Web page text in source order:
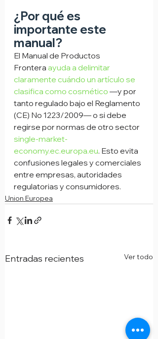
¿Por qué es
importante este
manual?
El Manual de Productos
Frontera ayuda a delimitar
claramente cuándo un artículo se
clasifica como cosmético —y por
tanto regulado bajo el Reglamento
(CE) No 1223/2009— o si debe
regirse por normas de otro sector
single-market-
economy.ec.europa.eu. Esto evita
confusiones legales y comerciales
entre empresas, autoridades
regulatorias y consumidores.
Union Europea
Entradas recientes Ver todo